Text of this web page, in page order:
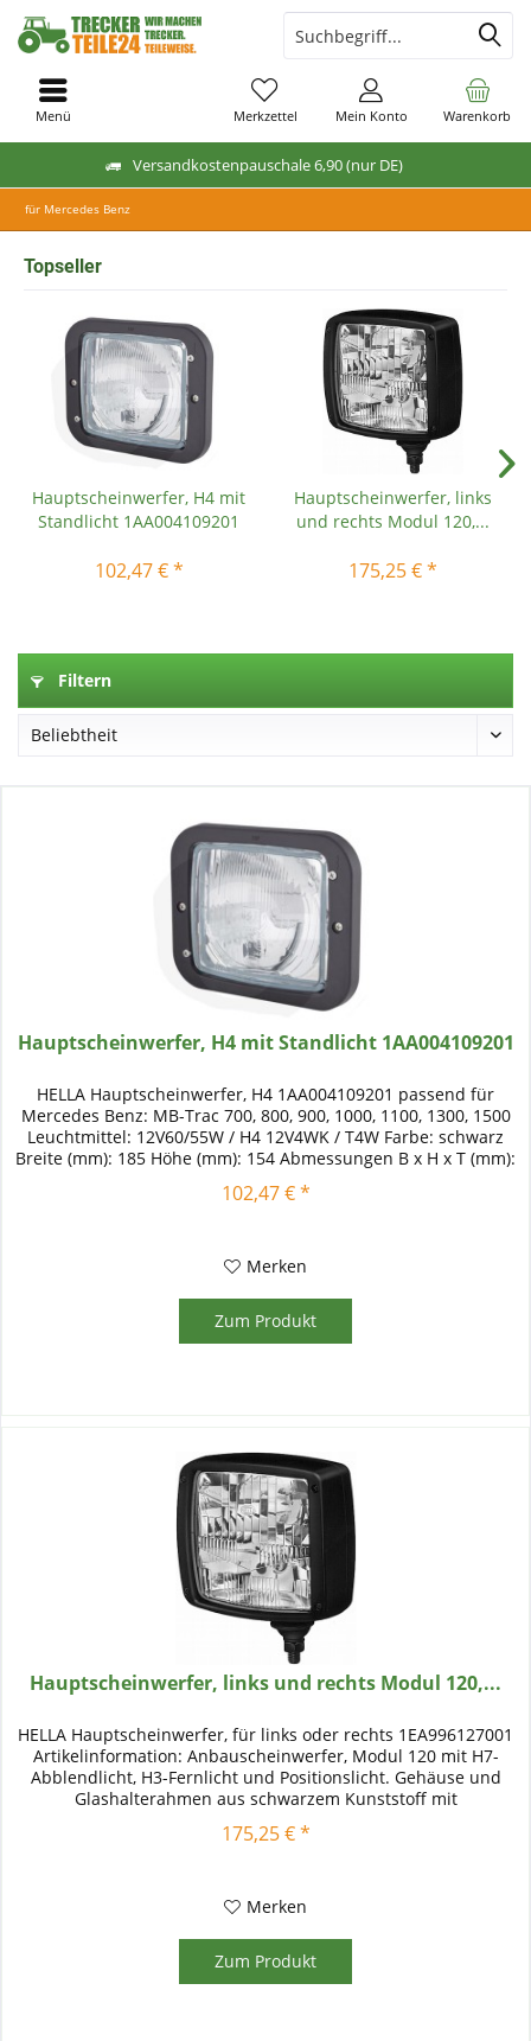
Versandkostenpauschale 6,90 (nur DE)
Warenkorb
Merkzettel Mein Konto
Menü
für Mercedes Benz
Topseller
Hauptscheinwerfer, H4 mit
Standlicht 1AA004109201
102,47 € *
Hauptscheinwerfer, links
und rechts Modul 120,...
175,25 € *
Filtern
Hauptscheinwerfer, H4 mit Standlicht 1AA004109201
HELLA Hauptscheinwerfer, H4 1AA004109201 passend für
Mercedes Benz: MB-Trac 700, 800, 900, 1000, 1100, 1300, 1500
Leuchtmittel: 12V60/55W / H4 12V4WK / T4W Farbe: schwarz
Breite (mm): 185 Höhe (mm): 154 Abmessungen B x H x T (mm):
102,47 € *
Merken
Zum Produkt
Hauptscheinwerfer, links und rechts Modul 120,...
HELLA Hauptscheinwerfer, für links oder rechts 1EA996127001
Artikelinformation: Anbauscheinwerfer, Modul 120 mit H7-
Abblendlicht, H3-Fernlicht und Positionslicht. Gehäuse und
Glashalterahmen aus schwarzem Kunststoff mit
vorstehendem Rand...
175,25 € *
Merken
Zum Produkt